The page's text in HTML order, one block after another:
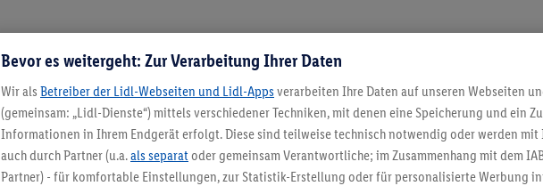
5.95 € Versand
Jetzt zum Newsletter anmelden
Bevor es weitergeht: Zur Verarbeitung Ihrer Daten
Wir als Betreiber der Lidl-Webseiten und Lidl-Apps verarbeiten Ihre Daten auf unseren Webseiten
(gemeinsam: „Lidl-Dienste“) mittels verschiedener Techniken, mit denen eine Speicherung und ein
Informationen in Ihrem Endgerät erfolgt. Diese sind teilweise technisch notwendig oder werden mit
auch durch Partner (u.a.als separat oder gemeinsam Verantwortliche; im Zusammenhang mit dem
Partner) - für komfortable Einstellungen, zur Statistik-Erstellung oder für personalisierte Werbung